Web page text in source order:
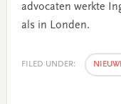
advocaten werkte
als in Londen.
FILED UNDER: